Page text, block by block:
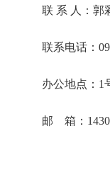
联 系 人：郭
联系电话：
办公地点：1
邮 箱：